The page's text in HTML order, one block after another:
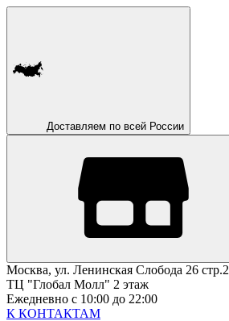
Доставляем по всей России
Москва, ул. Ленинская Слобода 26 стр.2
ТЦ "Глобал Молл" 2 этаж
Ежедневно с 10:00 до 22:00
К КОНТАКТАМ